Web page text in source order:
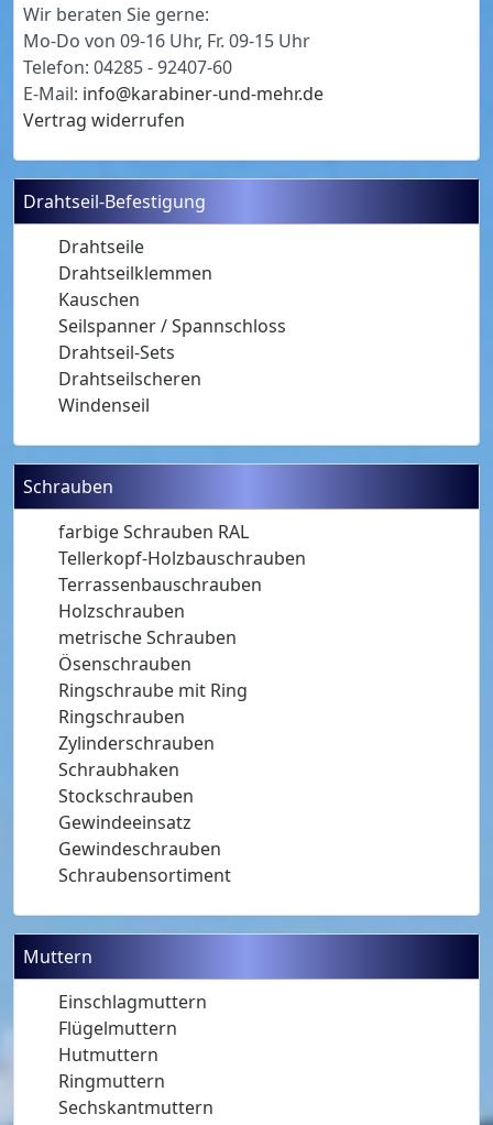
Wir beraten Sie gerne:
Mo-Do von 09-16 Uhr, Fr. 09-15 Uhr
Telefon: 04285 - 92407-60
E-Mail: info@karabiner-und-mehr.de
Vertrag widerrufen
Drahtseil-Befestigung
Drahtseile
Drahtseilklemmen
Kauschen
Seilspanner / Spannschloss
Drahtseil-Sets
Drahtseilscheren
Windenseil
Schrauben
farbige Schrauben RAL
Tellerkopf-Holzbauschrauben
Terrassenbauschrauben
Holzschrauben
metrische Schrauben
Ösenschrauben
Ringschraube mit Ring
Ringschrauben
Zylinderschrauben
Schraubhaken
Stockschrauben
Gewindeeinsatz
Gewindeschrauben
Schraubensortiment
Muttern
Einschlagmuttern
Flügelmuttern
Hutmuttern
Ringmuttern
Sechskantmuttern